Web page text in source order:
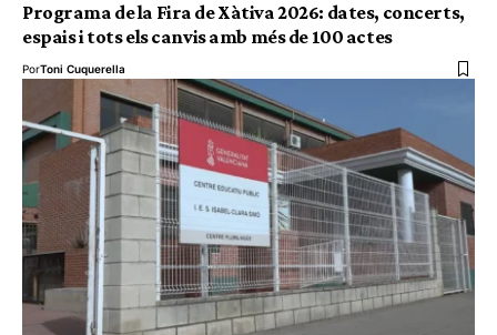
Programa de la Fira de Xàtiva 2026: dates, concerts,
espais i tots els canvis amb més de 100 actes
PorToni Cuquerella